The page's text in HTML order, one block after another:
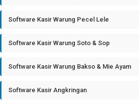
Software Kasir Warung Pecel Lele
Software Kasir Warung Soto & Sop
Software Kasir Warung Bakso & Mie Ayam
Software Kasir Angkringan